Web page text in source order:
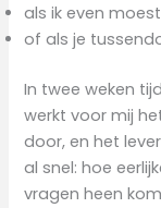
als ik even
of als je
In twee weken
werkt voor mij
door, en het
al snel: hoe
vragen heen